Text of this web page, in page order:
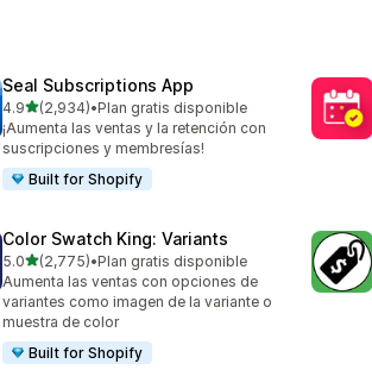
Seal Subscriptions App
4.9de 5 estrellas
(2,934)
2934 reseñas en total
•Plan gratis disponible
¡Aumenta las ventas y la retención con
suscripciones y membresías!
Built for Shopify
Color Swatch King: Variants
5.0de 5 estrellas
(2,775)
2775 reseñas en total
•Plan gratis disponible
Aumenta las ventas con opciones de
variantes como imagen de la variante o
muestra de color
Built for Shopify